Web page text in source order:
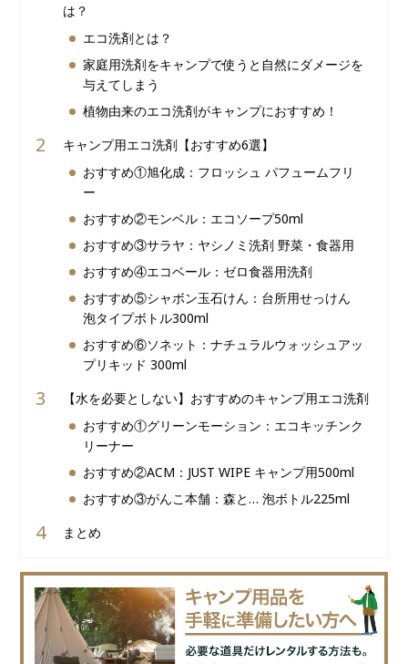
は？
エコ洗剤とは？
家庭用洗剤をキャンプで使うと自然にダメージを
与えてしまう
植物由来のエコ洗剤がキャンプにおすすめ！
キャンプ用エコ洗剤【おすすめ6選】
おすすめ①旭化成：フロッシュ パフュームフリ
ー
おすすめ②モンベル：エコソープ50ml
おすすめ③サラヤ：ヤシノミ洗剤 野菜・食器用
おすすめ④エコベール：ゼロ食器用洗剤
おすすめ⑤シャボン玉石けん：台所用せっけん
泡タイプボトル300ml
おすすめ⑥ソネット：ナチュラルウォッシュアッ
プリキッド 300ml
【水を必要としない】おすすめのキャンプ用エコ洗剤
おすすめ①グリーンモーション：エコキッチンク
リーナー
おすすめ②ACM：JUST WIPE キャンプ用500ml
おすすめ③がんこ本舗：森と… 泡ボトル225ml
まとめ